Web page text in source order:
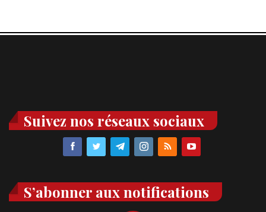
Suivez nos réseaux sociaux
S’abonner aux notifications